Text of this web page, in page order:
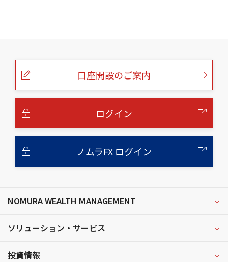
こ
口座開設のご案内
ログイン
ノムラFX ログイン
NOMURA WEALTH MANAGEMENT
ソリューション・サービス
投資情報